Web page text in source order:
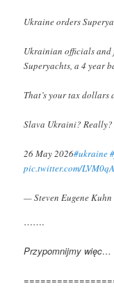
Ukraine orders
Ukrainian officials and
Superyachts, a 4 year
That’s your tax dollars
Slava Ukraini? Really?
26 May 2026#ukraine
pic.twitter.com/
— Steven Eugene
…….
Przypomnijmy więc…